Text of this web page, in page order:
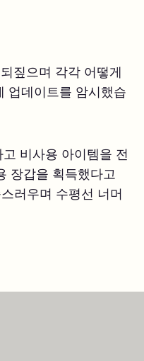
짚으며 각각 어떻게
업데이트를 암시했습
비사용 아이템을 전
장갑을 획득했다고
러우며 수평선 너머